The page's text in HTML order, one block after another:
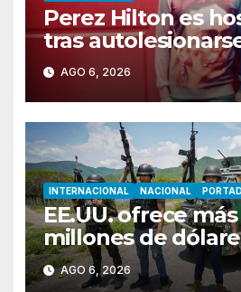
Perez Hilton es
tras
por TikTok en
AGO 6, 2026
INTERNACIONAL NACIONAL
EE.UU. ofrece
millones de
recompensas por
CJNG
AGO 6, 2026